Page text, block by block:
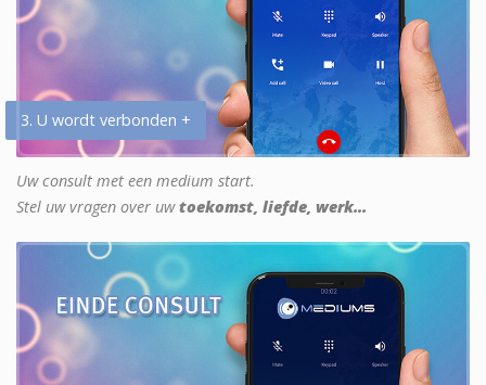
3. U wordt verbonden +
Uw consult met een medium start.
Stel uw vragen over uwtoekomst, liefde, werk...